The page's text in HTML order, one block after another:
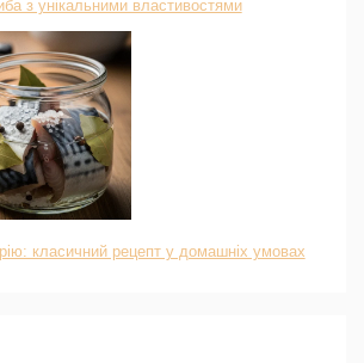
з унікальними властивостями
класичний рецепт у домашніх умовах